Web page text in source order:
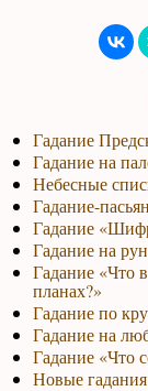
Гадание
Гадание на
Небесные
Гадание-
Гадание
Гадание на
Гадание «Что
планах?»
Гадание по
Гадание на
Гадание «Что
Новые